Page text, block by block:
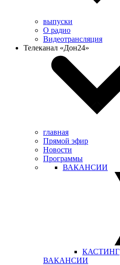
выпуски
О радио
Видеотрансляция
Телеканал «Дон24»
главная
Прямой эфир
Новости
Программы
ВАКАНСИИ
КАСТИНГ
ВАКАНСИИ